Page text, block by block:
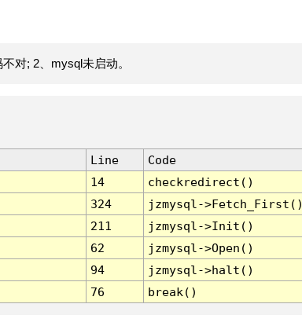
对; 2、mysql未启动。
Line
Code
14
checkredirect()
324
jzmysql-
211
jzmysql->Init()
62
jzmysql->Open()
94
jzmysql->halt()
76 break()